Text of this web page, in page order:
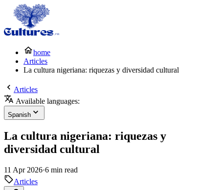
home
Articles
La cultura nigeriana: riquezas y diversidad cultural
Articles
Available languages:
Spanish
La cultura nigeriana: riquezas y
diversidad cultural
11 Apr 2026·6 min read
Articles